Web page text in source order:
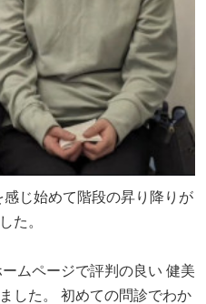
じ始めて階段の昇り降りが
た。
ムページで評判の良い 健美
した。 初めての問診でわか